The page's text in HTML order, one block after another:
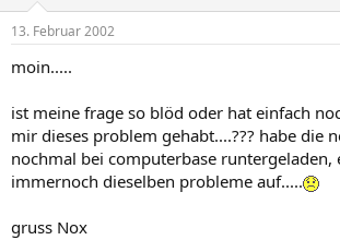
13. Februar 2002
moin.....
ist meine frage so blöd oder hat einfach
mir dieses problem gehabt....??? habe die
nochmal bei computerbase runtergeladen,
immernoch dieselben probleme auf.....
gruss Nox